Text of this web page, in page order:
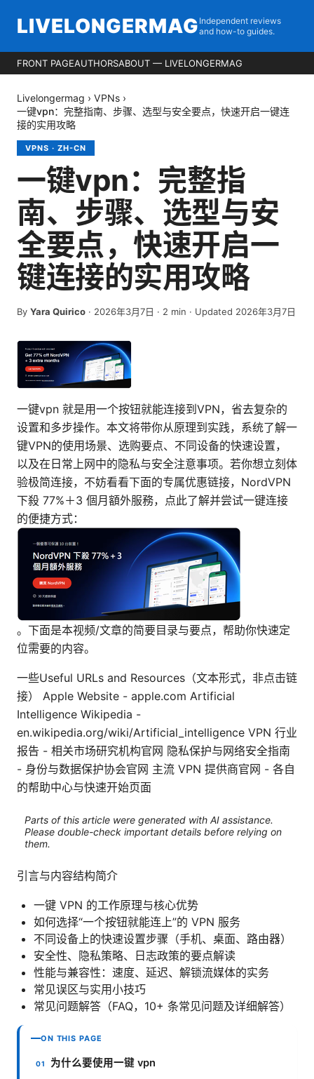
LIVELONGERMAG Independent reviews
and how-to guides.
FRONT PAGEAUTHORSABOUT — LIVELONGERMAG
Livelongermag › VPNs ›
一键vpn：完整指南、步骤、选型与安全要点，快速开启一键连
接的实用攻略
VPNS · ZH-CN
一键vpn：完整指
南、步骤、选型与安
全要点，快速开启一
键连接的实用攻略
By Yara Quirico · 2026年3月7日 · 2 min · Updated 2026年3月7日
一键vpn 就是用一个按钮就能连接到VPN，省去复杂的
设置和多步操作。本文将带你从原理到实践，系统了解一
键VPN的使用场景、选购要点、不同设备的快速设置，
以及在日常上网中的隐私与安全注意事项。若你想立刻体
验极简连接，不妨看看下面的专属优惠链接，NordVPN
下殺 77%＋3 個月額外服務，点此了解并尝试一键连接
的便捷方式：
。下面是本视频/文章的简要目录与要点，帮助你快速定
位需要的内容。
一些Useful URLs and Resources（文本形式，非点击链
接） Apple Website - apple.com Artificial
Intelligence Wikipedia -
en.wikipedia.org/wiki/Artificial_intelligence VPN 行业
报告 - 相关市场研究机构官网 隐私保护与网络安全指南
- 身份与数据保护协会官网 主流 VPN 提供商官网 - 各自
的帮助中心与快速开始页面
Parts of this article were generated with AI assistance.
Please double-check important details before relying on
them.
引言与内容结构简介
一键 VPN 的工作原理与核心优势
如何选择“一个按钮就能连上”的 VPN 服务
不同设备上的快速设置步骤（手机、桌面、路由器）
安全性、隐私策略、日志政策的要点解读
性能与兼容性：速度、延迟、解锁流媒体的实务
常见误区与实用小技巧
常见问题解答（FAQ，10+ 条常见问题及详细解答）
ON THIS PAGE
为什么要使用一键 vpn